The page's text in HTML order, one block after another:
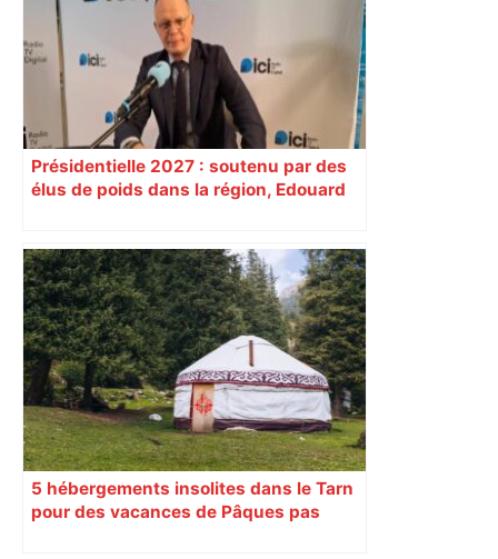
Présidentielle 2027 : soutenu par des
élus de poids dans la région, Edouard
5 hébergements insolites dans le Tarn
pour des vacances de Pâques pas